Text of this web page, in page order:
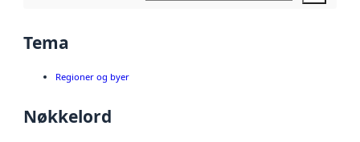
Tema
Regioner og byer
Nøkkelord